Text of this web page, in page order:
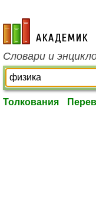
academic.ru
Словари и
Толкования